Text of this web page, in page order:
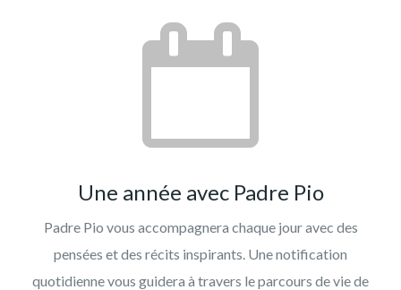
Une année avec Padre Pio
Padre Pio vous accompagnera chaque jour avec des
pensées et des récits inspirants. Une notification
quotidienne vous guidera à travers le parcours de vie de